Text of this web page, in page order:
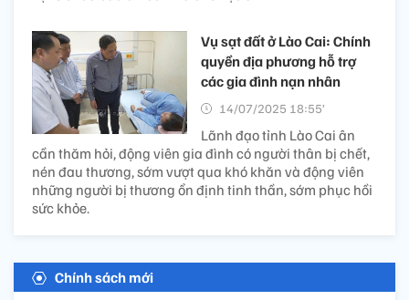
Vụ sạt đất ở Lào Cai: Chính
quyền địa phương hỗ trợ
các gia đình nạn nhân
14/07/2025 18:55’
Lãnh đạo tỉnh Lào Cai ân
cần thăm hỏi, động viên gia đình có người thân bị chết,
nén đau thương, sớm vượt qua khó khăn và động viên
những người bị thương ổn định tinh thần, sớm phục hồi
sức khỏe.
Chính sách mới